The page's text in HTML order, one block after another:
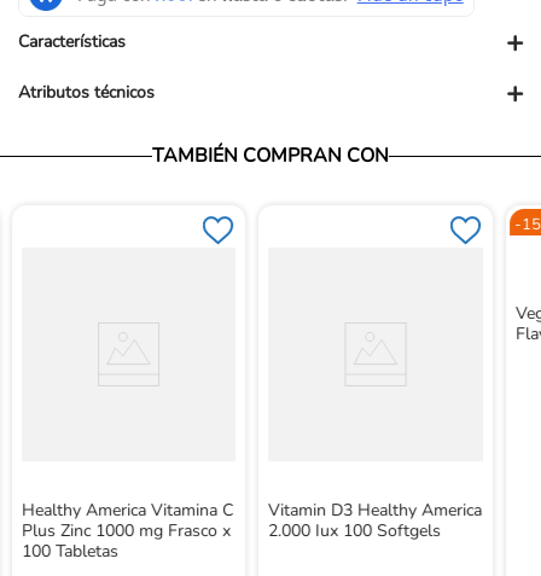
Características +
Presentación comercial: UN
Atributos técnicos +
Vendedor: Ortopédicos Futuro
Garantía: Para conocer nuestra políticas de garantía, ingresa al
Términos y Condiciones: Para conocer nuestros términos y
ingresa al siguiente link:
https://www.ortopedicosfuturo.com/reversion-de-pago
TAMBIÉN COMPRAN CON
Healthy America Vitamina C
Plus Zinc 1000 mg Frasco x
100 Tabletas
Vitamin D3 Healthy America
2.000 Iux 100 Softgels
-